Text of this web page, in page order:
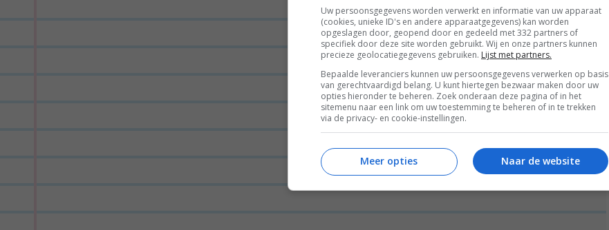
Uw persoonsgegevens worden verwerkt en informatie van uw apparaat
(cookies, unieke ID's en andere apparaatgegevens) kan worden
opgeslagen door, geopend door en gedeeld met 332 partners of
specifiek door deze site worden gebruikt. Wij en onze partners kunnen
precieze geolocatiegegevens gebruiken. Lijst met partners.
Bepaalde leveranciers kunnen uw persoonsgegevens verwerken op basis
van gerechtvaardigd belang. U kunt hiertegen bezwaar maken door uw
opties hieronder te beheren. Zoek onderaan deze pagina of in het
sitemenu naar een link om uw toestemming te beheren of in te trekken
via de privacy- en cookie-instellingen.
Naar de website
Meer opties